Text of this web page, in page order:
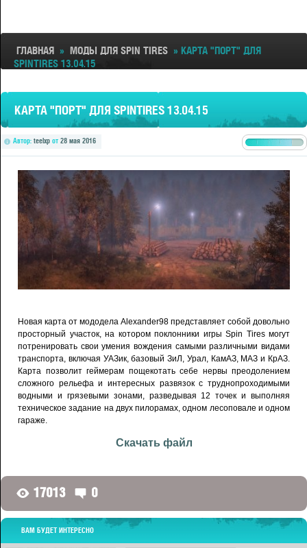
ГЛАВНАЯ » МОДЫ ДЛЯ SPIN TIRES » КАРТА "ПОРТ" ДЛЯ
SPINTIRES 13.04.15
КАРТА "ПОРТ" ДЛЯ SPINTIRES 13.04.15
Автор: teelxp от 28 мая 2016
Новая карта от мододела Alexander98 представляет собой довольно
просторный участок, на котором поклонники игры Spin Tires могут
потренировать свои умения вождения самыми различными видами
транспорта, включая УАЗик, базовый ЗиЛ, Урал, КамАЗ, МАЗ и КрАЗ.
Карта позволит геймерам пощекотать себе нервы преодолением
сложного рельефа и интересных развязок с труднопроходимыми
водными и грязевыми зонами, разведывая 12 точек и выполняя
техническое задание на двух пилорамах, одном лесоповале и одном
гараже.
Скачать файл
G 17013 D 0
ВАМ БУДЕТ ИНТЕРЕСНО